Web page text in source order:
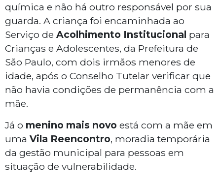
química e não há outro responsável por sua
guarda. A criança foi encaminhada ao
Serviço de Acolhimento Institucional para
Crianças e Adolescentes, da Prefeitura de
São Paulo, com dois irmãos menores de
idade, após o Conselho Tutelar verificar que
não havia condições de permanência com a
mãe.
Já o menino mais novo está com a mãe em
uma Vila Reencontro, moradia temporária
da gestão municipal para pessoas em
situação de vulnerabilidade.